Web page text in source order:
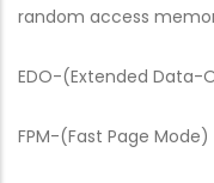
random access
EDO-(Extended Data-
FPM-(Fast Page Mode)